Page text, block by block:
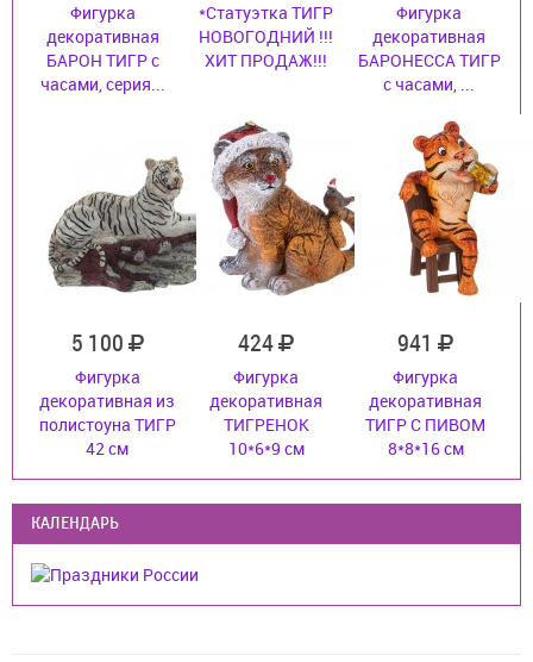
Фигурка
декоративная
БАРОН ТИГР с
часами, серия...
*Статуэтка ТИГР
НОВОГОДНИЙ !!!
ХИТ ПРОДАЖ!!!
Фигурка
декоративная
БАРОНЕССА ТИГР
с часами, ...
5 100
Фигурка
декоративная из
полистоуна ТИГР
42 см
424
Фигурка
декоративная
ТИГРЕНОК
10*6*9 см
941
Фигурка
декоративная
ТИГР С ПИВОМ
8*8*16 см
КАЛЕНДАРЬ